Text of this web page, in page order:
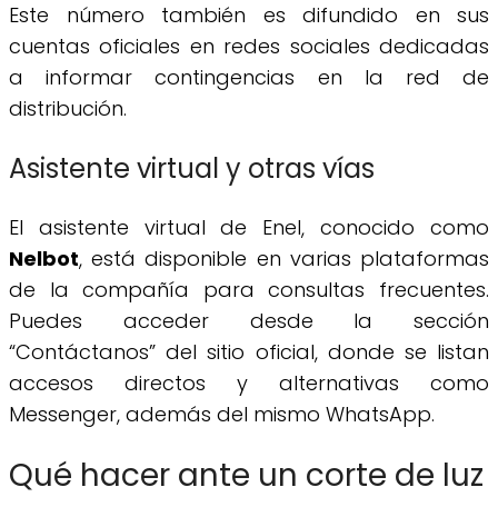
Este número también es difundido en sus
cuentas oficiales en redes sociales dedicadas
a informar contingencias en la red de
distribución.
Asistente virtual y otras vías
El asistente virtual de Enel, conocido como
Nelbot, está disponible en varias plataformas
de la compañía para consultas frecuentes.
Puedes acceder desde la sección
“Contáctanos” del sitio oficial, donde se listan
accesos directos y alternativas como
Messenger, además del mismo WhatsApp.
Qué hacer ante un corte de luz